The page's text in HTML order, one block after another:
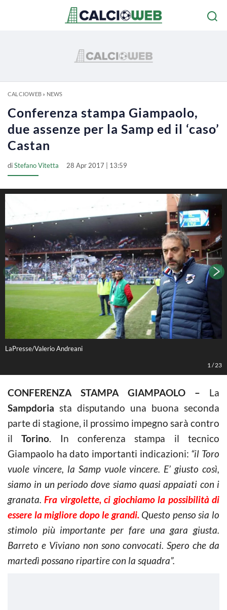
CALCIOWEB» NEWS
Conferenza stampa Giampaolo,
due assenze per la Samp ed il ‘caso’
Castan
diStefano Vitetta 28 Apr 2017 | 13:59
LaPresse/Valerio Andreani
1 /23
CONFERENZA STAMPA GIAMPAOLO – La
Sampdoria sta disputando una buona seconda
parte di stagione, il prossimo impegno sarà contro
ilTorino. In conferenza stampa il tecnico
Giampaolo ha dato importanti indicazioni: “il Toro
vuole vincere, la Samp vuole vincere. E’ giusto così,
siamo in un periodo dove siamo quasi appaiati con i
granata.Fra virgolette, ci giochiamo la possibilità di
essere la migliore dopo le grandi.Questo penso sia lo
stimolo più importante per fare una gara giusta.
Barreto e Viviano non sono convocati. Spero che da
martedì possano ripartire con la squadra”.